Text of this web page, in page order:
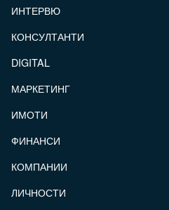
ИНТЕРВЮ
КОНСУЛТАНТИ
DIGITAL
МАРКЕТИНГ
ИМОТИ
ФИНАНСИ
КОМПАНИИ
ЛИЧНОСТИ